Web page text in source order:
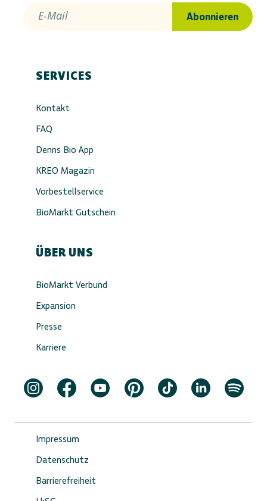
E-Mail Abonnieren
SERVICES
Kontakt
FAQ
Denns Bio App
KREO Magazin
Vorbestellservice
BioMarkt Gutschein
ÜBER UNS
BioMarkt Verbund
Expansion
Presse
Karriere
Impressum
Datenschutz
Barrierefreiheit